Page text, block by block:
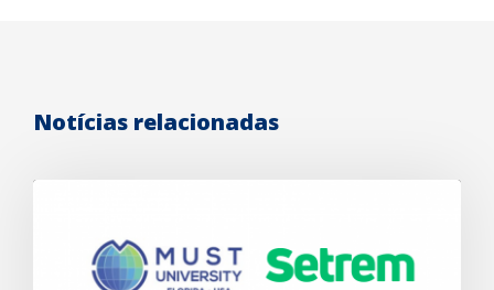
Notícias relacionadas